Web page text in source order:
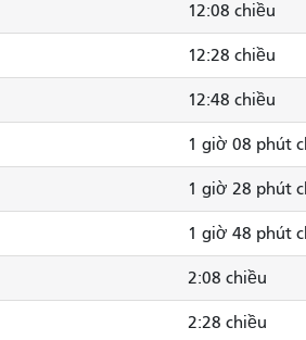
12:08 chiều
12:28 chiều
12:48 chiều
1 giờ 08 phút
1 giờ 28 phút
1 giờ 48 phút
2:08 chiều
2:28 chiều